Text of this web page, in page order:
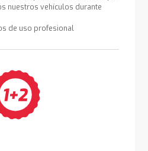
nuestros vehículos durante
de uso profesional